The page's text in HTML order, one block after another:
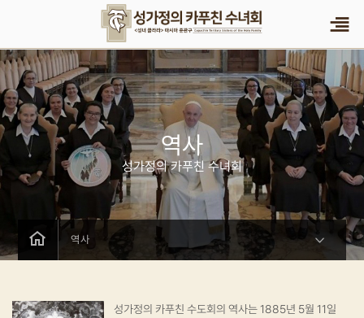
역사
성가정의 카푸친 수녀회
역사
성가정의 카푸친 수도회의 역사는 1885년 5월 11일